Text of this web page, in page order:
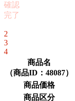
確認
完了
2
3
4
商品名
（商品ID：48087）
商品価格
商品区分